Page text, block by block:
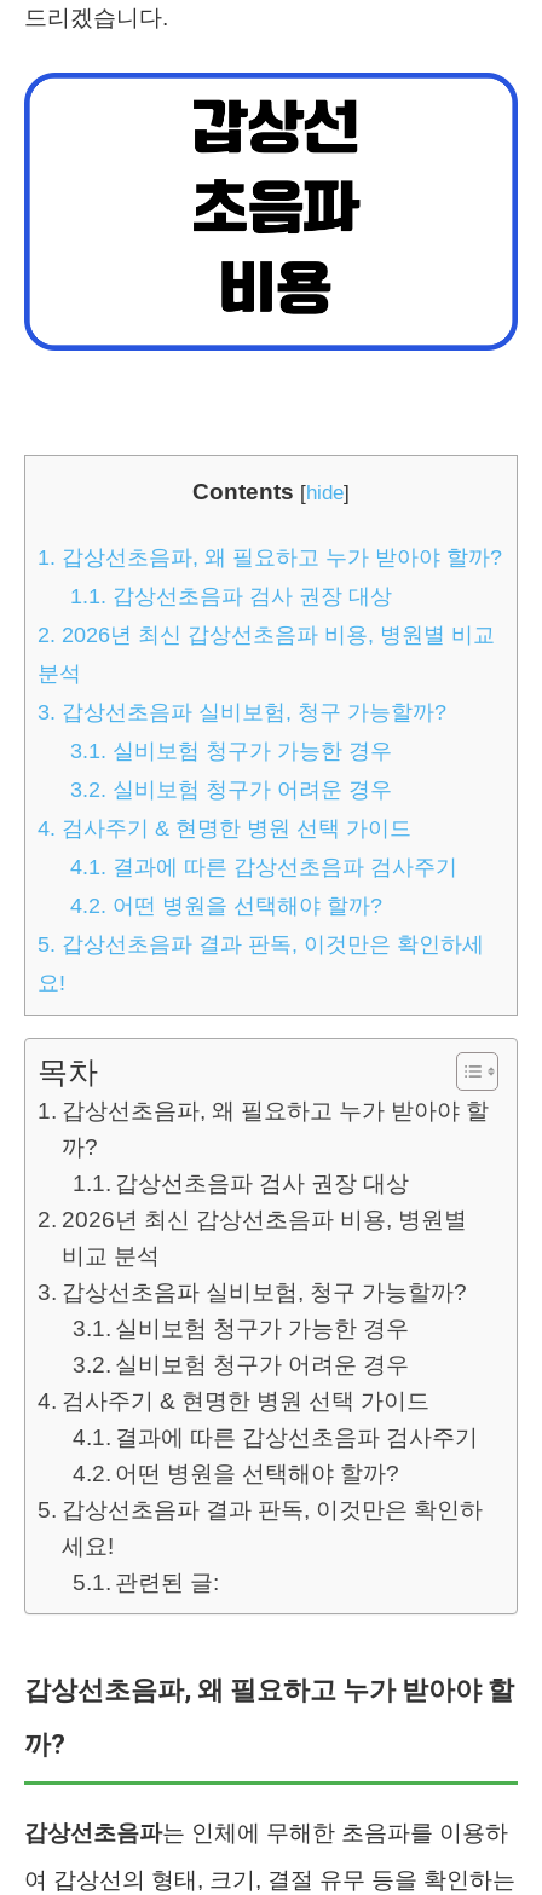
드리겠습니다.
Contents [hide]
1. 갑상선초음파, 왜 필요하고 누가 받아야 할까?
1.1. 갑상선초음파 검사 권장 대상
2. 2026년 최신 갑상선초음파 비용, 병원별 비교
분석
3. 갑상선초음파 실비보험, 청구 가능할까?
3.1. 실비보험 청구가 가능한 경우
3.2. 실비보험 청구가 어려운 경우
4. 검사주기 & 현명한 병원 선택 가이드
4.1. 결과에 따른 갑상선초음파 검사주기
4.2. 어떤 병원을 선택해야 할까?
5. 갑상선초음파 결과 판독, 이것만은 확인하세
요!
목차
갑상선초음파, 왜 필요하고 누가 받아야 할
까?
갑상선초음파 검사 권장 대상
2026년 최신 갑상선초음파 비용, 병원별
비교 분석
갑상선초음파 실비보험, 청구 가능할까?
실비보험 청구가 가능한 경우
실비보험 청구가 어려운 경우
검사주기 & 현명한 병원 선택 가이드
결과에 따른 갑상선초음파 검사주기
어떤 병원을 선택해야 할까?
갑상선초음파 결과 판독, 이것만은 확인하
세요!
관련된 글:
갑상선초음파, 왜 필요하고 누가 받아야 할
까?
갑상선초음파는 인체에 무해한 초음파를 이용하
여 갑상선의 형태, 크기, 결절 유무 등을 확인하는